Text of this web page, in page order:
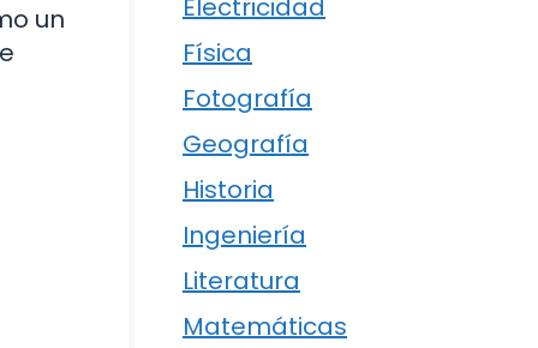
un
Electricidad
Física
Fotografía
Geografía
Historia
Ingeniería
Literatura
Matemáticas